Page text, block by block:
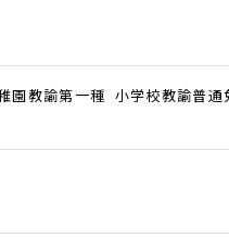
園教諭第一種 小学校教諭普